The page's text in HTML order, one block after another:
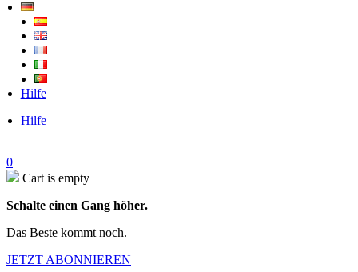
Hilfe
Hilfe
0
Cart is empty
Schalte einen Gang höher.
Das Beste kommt noch.
JETZT ABONNIEREN